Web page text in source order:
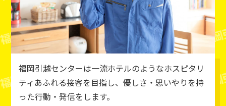
福岡引越センターは一流ホテルのようなホスピタリ
ティあふれる接客を目指し、優しさ・思いやりを持
った行動・発信をします。